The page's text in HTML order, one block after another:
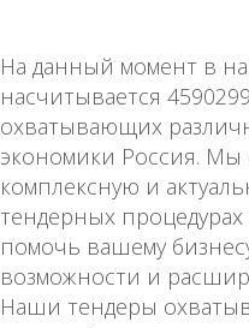
На данный момент в
насчитывается
охватывающих
экономики Россия. Мы
комплексную и
тендерных
помочь вашему
возможности и
Наши тендеры